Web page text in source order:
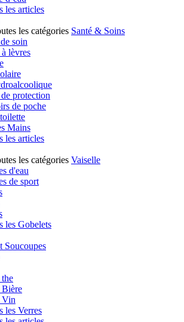
les articles
les catégories Santé & Soins
soin
lèvres
protection
de poche
Mains
les articles
les catégories Vaiselle
d'eau
de sport
les Gobelets
Soucoupes
the
Bière
Vin
les Verres